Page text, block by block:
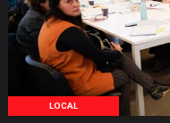
LOCAL